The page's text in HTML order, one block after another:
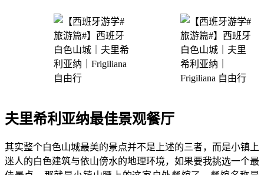
夫里希利亚纳最佳景观餐厅
其实整个白色山城最美的景点并不是上述的三者，而是小镇上
迷人的白色建筑与依山傍水的地理环境，如果要我挑选一个最